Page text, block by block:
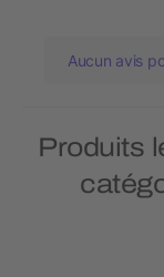
Aucun avis
Produits